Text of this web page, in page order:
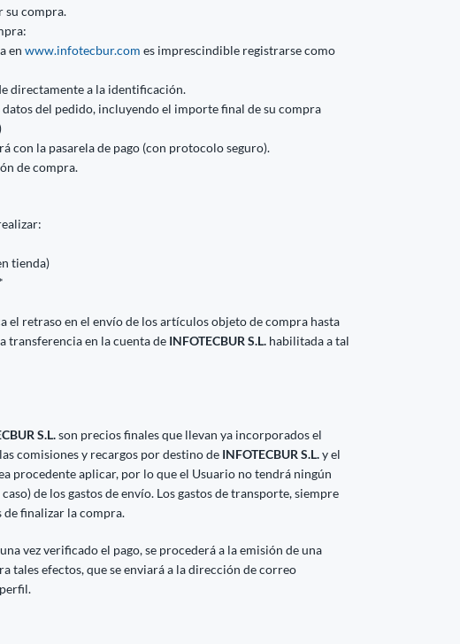
su compra.
en www.infotecbur.com es imprescindible registrarse como
directamente a la identificación.
del pedido, incluyendo el importe final de su compra
con la pasarela de pago (con protocolo seguro).
de compra.
tienda)
el retraso en el envío de los artículos objeto de compra hasta
transferencia en la cuenta de INFOTECBUR S.L. habilitada a tal
S.L.son precios finales que llevan ya incorporados el
comisiones y recargos por destino de INFOTECBUR S.L.y el
procedente aplicar, por lo que el Usuario no tendrá ningún
de los gastos de envío. Los gastos de transporte, siempre
de finalizar la compra.
vez verificado el pago, se procederá a la emisión de una
tales efectos, que se enviará a la dirección de correo